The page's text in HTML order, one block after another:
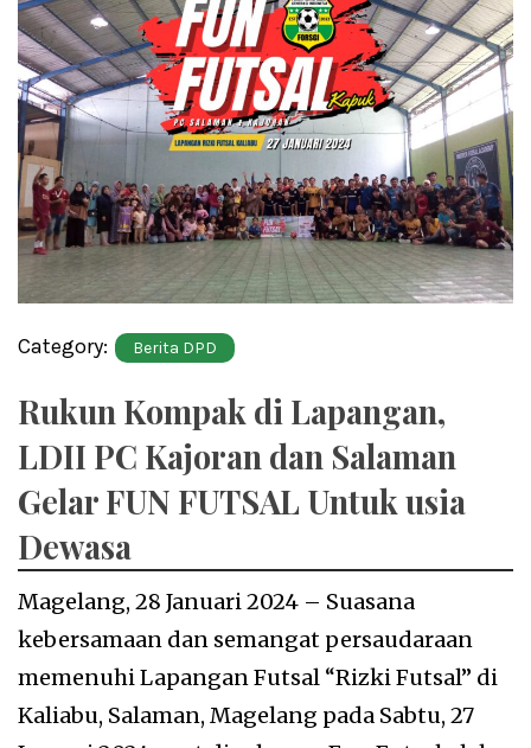
Category: Berita DPD
Rukun Kompak di Lapangan,
LDII PC Kajoran dan Salaman
Gelar FUN FUTSAL Untuk usia
Dewasa
Magelang, 28 Januari 2024 – Suasana
kebersamaan dan semangat persaudaraan
memenuhi Lapangan Futsal “Rizki Futsal” di
Kaliabu, Salaman, Magelang pada Sabtu, 27